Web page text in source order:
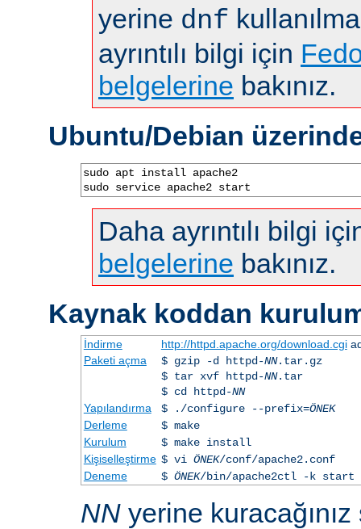
yerine dnf
ayrıntılı bilgi için
belgelerine bakınız.
Ubuntu/Debian
sudo apt install apache2
sudo service apache2 start
Daha ayrıntılı bilgi
belgelerine bakınız.
Kaynak koddan
İndirme http://httpd.apache.org/download.cgi
Paketi açma
$ gzip -d httpd-NN.tar.gz
$ tar xvf httpd-NN.tar
$ cd httpd-NN
Yapılandırma
$ ./configure --prefix=ÖNEK
Derleme
$ make
Kurulum
$ make install
Kişiselleştirme $ vi ÖNEK/conf/apache2.conf
Deneme
$ ÖNEK/bin/apache2ctl -k start
NN yerine